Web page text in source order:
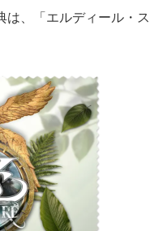
は、「エルディール・ス